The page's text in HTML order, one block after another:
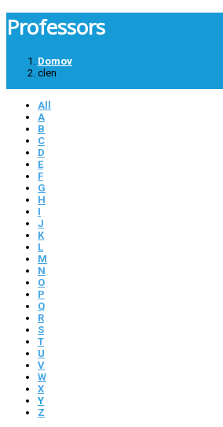
Professors
Domov
clen
All
A
B
C
D
E
F
G
H
I
J
K
L
M
N
O
P
Q
R
S
T
U
V
W
X
Y
Z